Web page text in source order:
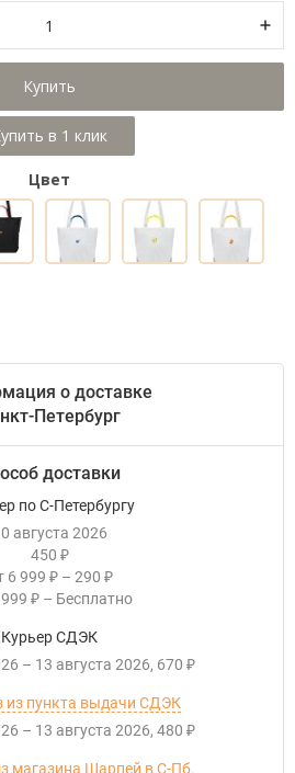
Купить
Цвет
о доставке
Петербург
доставки
по С-Петербургу
августа 2026
450 ₽
6 999 ₽ – 290 ₽
₽ – Бесплатно
Курьер СДЭК
– 13 августа 2026 670 ₽
пункта выдачи СДЭК
– 13 августа 2026 480 ₽
магазина Шарпей в С-Пб.